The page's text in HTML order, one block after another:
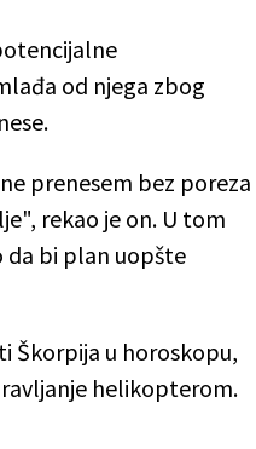
od njega zbog
prenesem bez poreza
rekao je on. U tom
da bi plan uopšte
Škorpija u horoskopu,
helikopterom.